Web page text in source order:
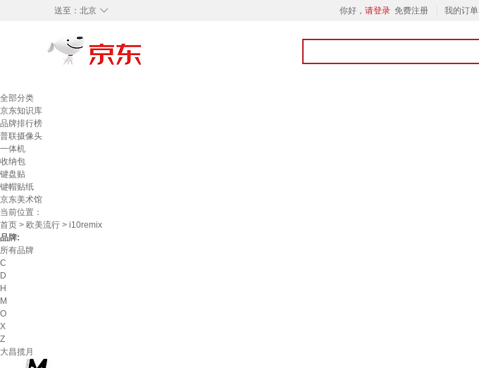
◇
送至： 北京 你好， 请登录 免费注册 我的订单
全部分类
京东知识库
品牌排行榜
普联摄像头
一体机
收纳包
键盘贴
键帽贴纸
京东美术馆
当前位置：
首页 > 欧美流行 > i10remix
品牌:
所有品牌
C
D
H
M
O
X
Z
大昌揽月